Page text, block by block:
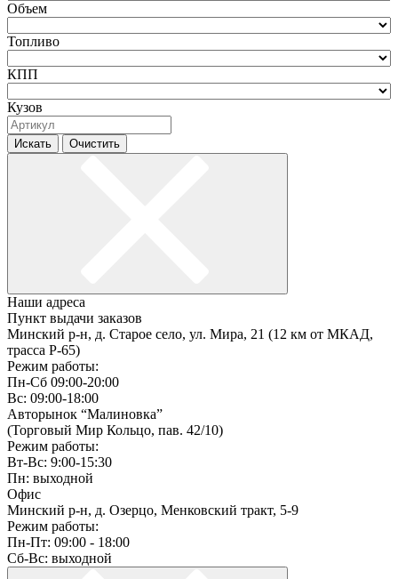
Объем
Топливо
КПП
Кузов
Искать Очистить
Наши адреса
Пункт выдачи заказов
Минский р-н, д. Старое село, ул. Мира, 21 (12 км от МКАД,
трасса P-65)
Режим работы:
Пн-Сб 09:00-20:00
Вс: 09:00-18:00
Авторынок “Малиновка”
(Торговый Мир Кольцо, пав. 42/10)
Режим работы:
Вт-Вс: 9:00-15:30
Пн: выходной
Офис
Минский р-н, д. Озерцо, Менковский тракт, 5-9
Режим работы:
Пн-Пт: 09:00 - 18:00
Сб-Вс: выходной